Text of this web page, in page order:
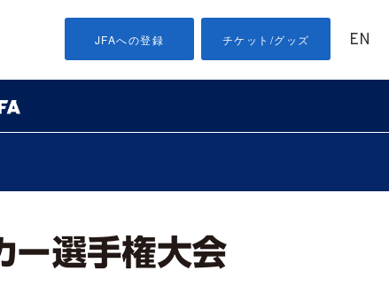
JFAへの登録 チケット/グッズ EN